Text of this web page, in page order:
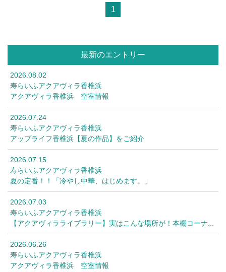
1
最新のエントリー
2026.08.02
寿らいふアクアヴィラ香椎浜
アクアヴィラ香椎浜 空室情報
2026.07.24
寿らいふアクアヴィラ香椎浜
アップライフ香椎浜【夏の作品】をご紹介
2026.07.15
寿らいふアクアヴィラ香椎浜
夏の定番！！「冷やし中華、はじめます。」
2026.07.03
寿らいふアクアヴィラ香椎浜
【アクアヴィラライブラリー】実はこんな場所が！本棚コーナ...
2026.06.26
寿らいふアクアヴィラ香椎浜
アクアヴィラ香椎浜 空室情報